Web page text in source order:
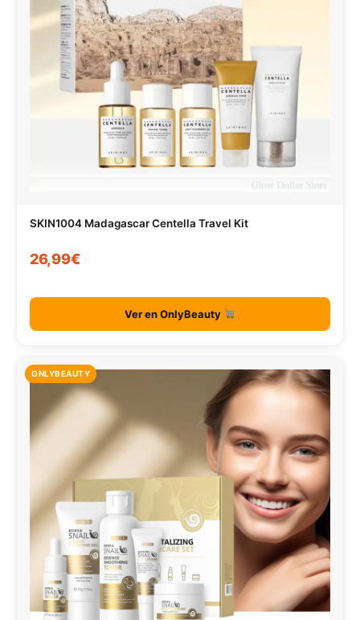
SKIN1004 Madagascar Centella Travel Kit
26,99€
Ver en OnlyBeauty
ONLYBEAUTY